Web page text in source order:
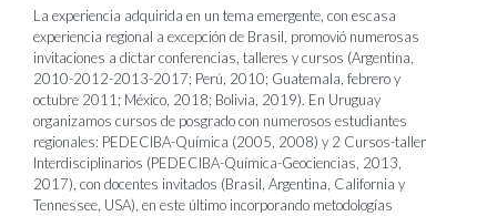
La experiencia adquirida en un tema emergente, con escasa
experiencia regional a excepción de Brasil, promovió numerosas
invitaciones a dictar conferencias, talleres y cursos (Argentina,
2010-2012-2013-2017; Perú, 2010; Guatemala, febrero y
octubre 2011; México, 2018; Bolivia, 2019). En Uruguay
organizamos cursos de posgrado con numerosos estudiantes
regionales: PEDECIBA-Química (2005, 2008) y 2 Cursos-taller
Interdisciplinarios (PEDECIBA-Química-Geociencias, 2013,
2017), con docentes invitados (Brasil, Argentina, California y
Tennessee, USA), en este último incorporando metodologías